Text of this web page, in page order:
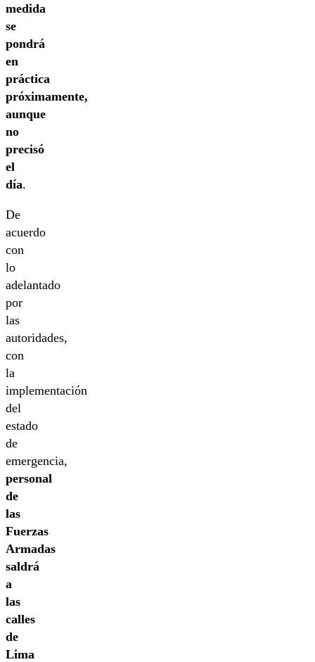
medida
se
pondrá
en
práctica
próximamente,
aunque
no
precisó
el
día.
De
acuerdo
con
lo
adelantado
por
las
autoridades,
con
la
implementación
del
estado
de
emergencia,
personal
de
las
Fuerzas
Armadas
saldrá
a
las
calles
de
Lima